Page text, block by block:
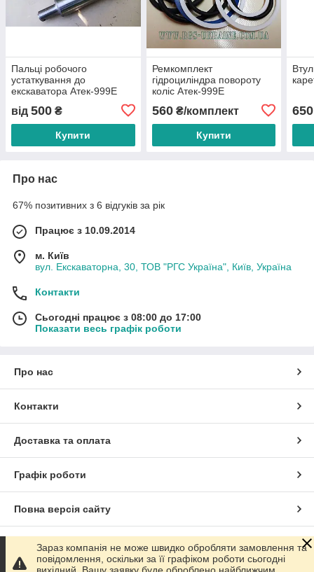
Пальці робочого
устаткування до
екскаватора Атек-999Е
від 500 ₴
Купити
Ремкомплект
гідроциліндра повороту
коліс Атек-999Е
560₴/комплект
Купити
650
Про нас
67% позитивних з 6 відгуків за рік
Працює з 10.09.2014
м. Київ
вул. Екскаваторна, 30, ТОВ "РГС Україна", Київ, Україна
Контакти
Сьогодні працює з 08:00 до 17:00
Показати весь графік роботи
Про нас
Контакти
Доставка та оплата
Графік роботи
Повна версія сайту
Сайт створено на маркетплейсі Prom.ua
Зараз компанія не може швидко обробляти замовлення та
повідомлення, оскільки за її графіком роботи сьогодні